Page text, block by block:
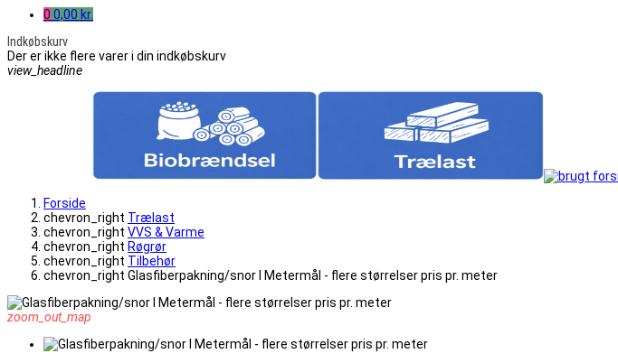
0 0,00 kr.
Indkøbskurv
Der er ikke flere varer i din indkøbskurv
view_headline
Forside
chevron_right Trælast
chevron_right VVS & Varme
chevron_right Røgrør
chevron_right Tilbehør
chevron_right Glasfiberpakning/snor I Metermål - flere størrelser pris pr. meter
zoom_out_map